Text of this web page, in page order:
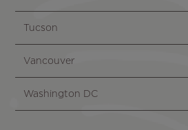
Tucson
Vancouver
Washington DC